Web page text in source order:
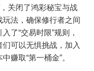
关闭了鸿彩秘宝与战
法，确保修行者之间
了“交易时限”规则，
可以无惧挑战，加入
赚取“第一桶金”。